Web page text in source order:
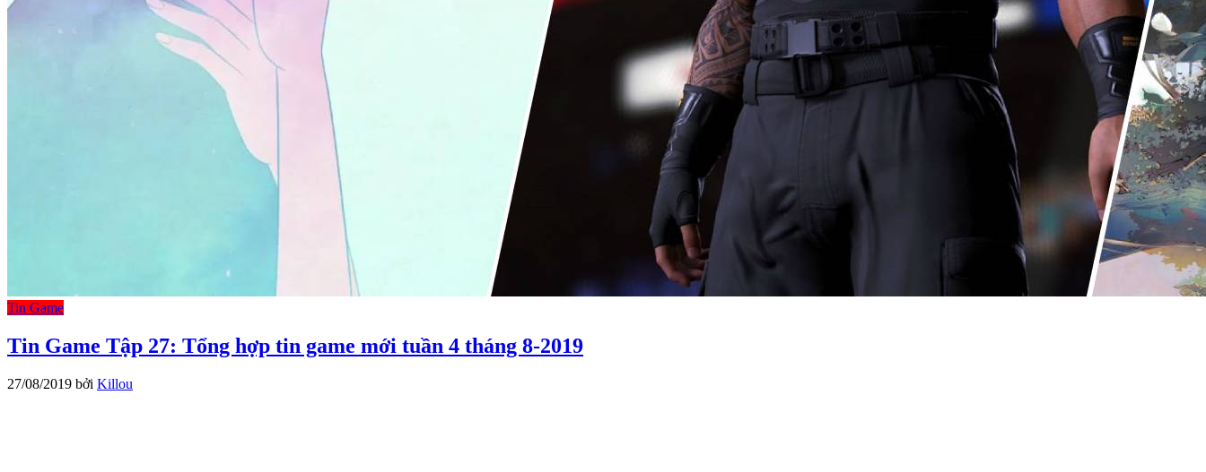
Tin Game
Tin Game Tập 27: Tổng hợp tin game mới tuần 4 tháng 8-2019
27/08/2019 bởi Killou